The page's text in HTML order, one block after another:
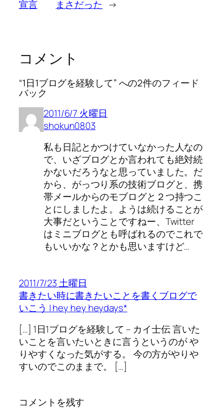
宣言 まさだった →
コメント
“1日1ブログを経験して” への2件のフィード
バック
2011/6/7 火曜日
shokun0803
私も日記とかつけていなかった人なの
で、いざブログとか言われても絶対続
かないだろうなと思っていました。だ
から、がっつり系の技術ブログと、携
帯メールからのモブログと２つ持つこ
とにしましたよ。ようは続けることが
大事だということですねー、Twitter
はミニブログとも呼ばれるのでこれで
もいいかな？とかも思いますけど…
2011/7/23 土曜日
書きたい時に書きたいことを書くブログで
いこう | hey hey heydays*
[…] 1日1ブログを経験して – カイ士伝 言いた
いことを言いたいときに言うというのが や
りやすくなった気がする。 今の方がやりや
すいのでこのままで。 […]
コメントを残す